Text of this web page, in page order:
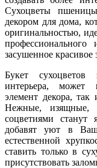
Сухоцветы
декором для дома,
оригинальностью,
засушенное красивое
Букет
интерьера, может
элемент декора,
Нежные, изящные,
соцветиями
добавят уют в
естественной
ставить только в
присутствовать